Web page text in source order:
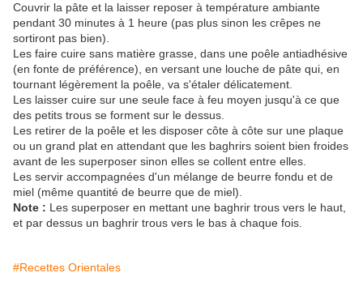
Couvrir la pâte et la laisser reposer à température ambiante
pendant 30 minutes à 1 heure (pas plus sinon les crêpes ne
sortiront pas bien).
Les faire cuire sans matière grasse, dans une poêle antiadhésive
(en fonte de préférence), en versant une louche de pâte qui, en
tournant légèrement la poêle, va s'étaler délicatement.
Les laisser cuire sur une seule face à feu moyen jusqu'à ce que
des petits trous se forment sur le dessus.
Les retirer de la poêle et les disposer côte à côte sur une plaque
ou un grand plat en attendant que les baghrirs soient bien froides
avant de les superposer sinon elles se collent entre elles.
Les servir accompagnées d'un mélange de beurre fondu et de
miel (même quantité de beurre que de miel).
Note : Les superposer en mettant une baghrir trous vers le haut,
et par dessus un baghrir trous vers le bas à chaque fois.
#Recettes Orientales